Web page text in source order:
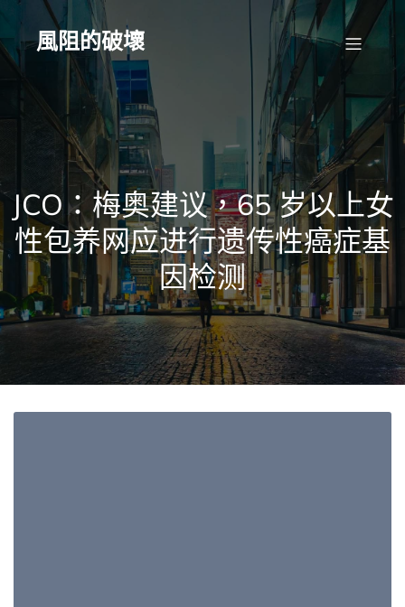
Skip
content風阻的破壞
JCO：梅奥建议，65 岁以上女
性包养网应进行遗传性癌症基
因检测